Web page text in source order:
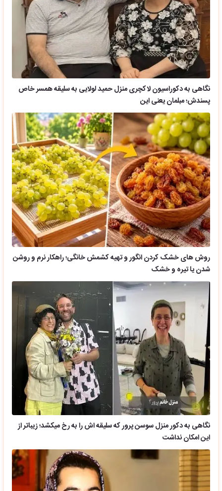
نگاهی به دکوراسیون لاکچری منزل حمید لولایی به سلیقه همسر خاص
پسندش؛ مبلمان یعنی این
روش های خشک کردن انگور و تهیه کشمش خانگی؛ راهکار نرم و روشن
شدن یا تیره و خشک
نگاهی به دکور منزل سوسن پرور که سلیقه اش را به رخ میکشد؛ زیباتر از
این امکان نداشت